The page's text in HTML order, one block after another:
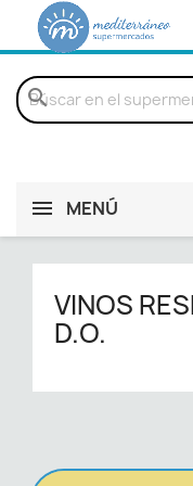
search
MENÚ
VINOS
D.O.